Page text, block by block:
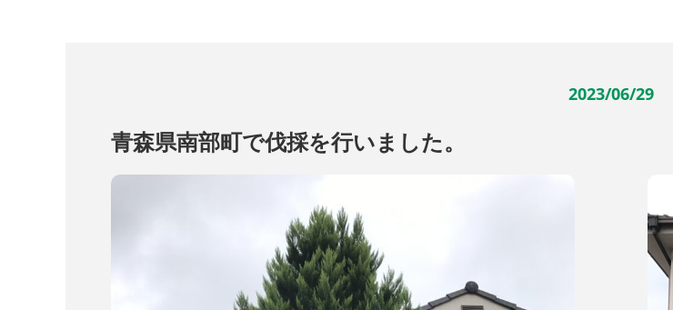
2023/06/29
青森県南部町で伐採を行いました。